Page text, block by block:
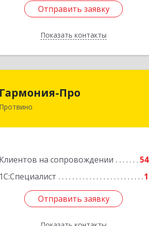
Отправить заявку
Показать контакты
Отправить заявку
Назад
Гармония-Про
Протвино
Клиентов на сопровождении
54
1С:Специалист
1
Отправить заявку
142280, Московская обл, Протвино г,
Отправить заявку